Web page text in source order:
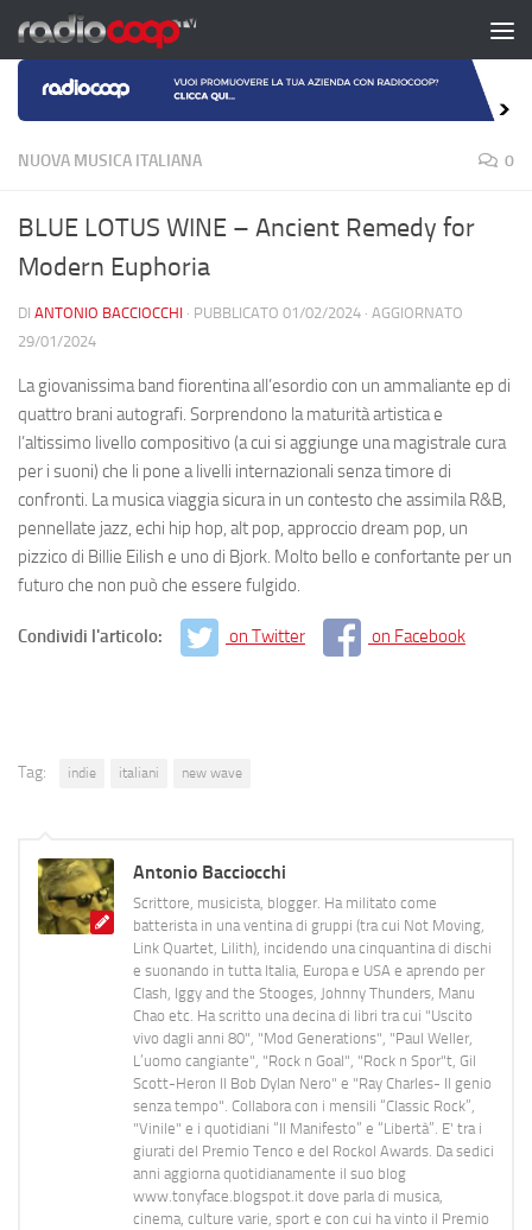
Salta al contenuto
NUOVA MUSICA ITALIANA 0
BLUE LOTUS WINE – Ancient Remedy for
Modern Euphoria
DI ANTONIO BACCIOCCHI · PUBBLICATO 01/02/2024 · AGGIORNATO
29/01/2024
La giovanissima band fiorentina all’esordio con un ammaliante ep di
quattro brani autografi. Sorprendono la maturità artistica e
l’altissimo livello compositivo (a cui si aggiunge una magistrale cura
per i suoni) che li pone a livelli internazionali senza timore di
confronti. La musica viaggia sicura in un contesto che assimila R&B,
pennellate jazz, echi hip hop, alt pop, approccio dream pop, un
pizzico di Billie Eilish e uno di Bjork. Molto bello e confortante per un
futuro che non può che essere fulgido.
Condividi l'articolo: on Twitter on Facebook
Tag: indie italiani new wave
Antonio Bacciocchi
Scrittore, musicista, blogger. Ha militato come
batterista in una ventina di gruppi (tra cui Not Moving,
Link Quartet, Lilith), incidendo una cinquantina di dischi
e suonando in tutta Italia, Europa e USA e aprendo per
Clash, Iggy and the Stooges, Johnny Thunders, Manu
Chao etc. Ha scritto una decina di libri tra cui "Uscito
vivo dagli anni 80", "Mod Generations", "Paul Weller,
L’uomo cangiante", "Rock n Goal", "Rock n Spor"t, Gil
Scott-Heron Il Bob Dylan Nero" e "Ray Charles- Il genio
senza tempo". Collabora con i mensili “Classic Rock”,
"Vinile" e i quotidiani “Il Manifesto” e “Libertà”. E' tra i
giurati del Premio Tenco e del Rockol Awards. Da sedici
anni aggiorna quotidianamente il suo blog
www.tonyface.blogspot.it dove parla di musica,
cinema, culture varie, sport e con cui ha vinto il Premio